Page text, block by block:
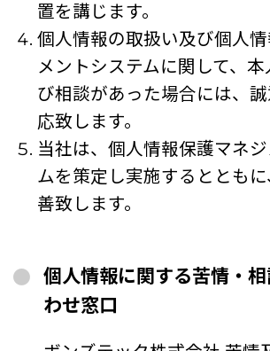
置を講じます。
個人情報の取扱い及び個人
メントシステムに関して、
び相談があった場合には、
応致します。
当社は、個人情報保護マネ
ムを策定し実施するととも
善致します。
個人情報に関する苦情・
わせ窓口